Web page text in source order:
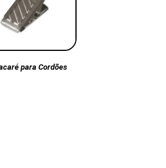
para Cordões